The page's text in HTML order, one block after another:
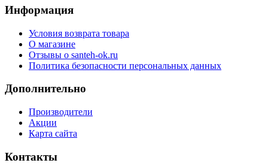
Информация
Условия возврата товара
О магазине
Отзывы о santeh-ok.ru
Политика безопасности персональных данных
Дополнительно
Производители
Акции
Карта сайта
Контакты